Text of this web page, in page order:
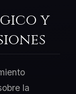
y
la